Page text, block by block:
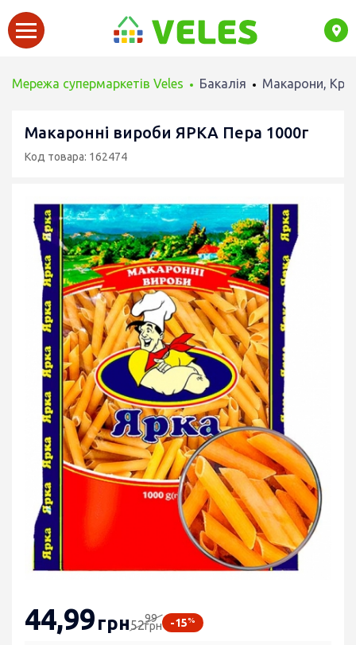
Мережа супермаркетів Veles Бакалія Макарони,
Макаронні вироби ЯРКА Пера 1000г
Код товара: 162474
44,99грн5299
грн -15%